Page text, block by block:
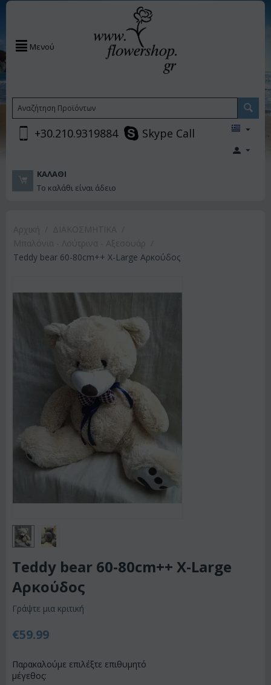
Μενού
+30.210.9319884 Skype Call
ΚΑΛΆΘΙ
Το καλάθι είναι άδειο
Teddy bear 60-80cm++ X-Large Αρκούδος
Teddy bear 60-80cm++ X-Large
Αρκούδος
Γράψτε μια κριτική
€59.99
Παρακαλούμε επιλέξτε επιθυμητό
μέγεθος: